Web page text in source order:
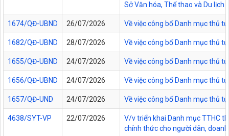
Sở Văn hóa, Thể thao và Du lịch
1674/QĐ-UBND 26/07/2026 Về việc công bố Danh mục thủ
1682/QĐ-UBND 28/07/2026 Về việc công bố Danh mục thủ
1655/QĐ-UBND 24/07/2026 Về việc công bố Danh mục thủ
1656/QĐ-UBND 24/07/2026 Về việc công bố Danh mục thủ
1657/QĐ-UND 24/07/2026 Về việc công bố Danh mục thủ
4638/SYT-VP 22/07/2026
V/v triển khai Danh mục TTHC
chính thức cho người dân,